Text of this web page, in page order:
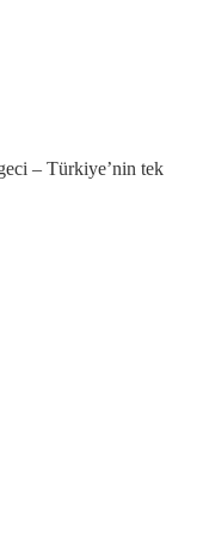
– Türkiye’nin tek